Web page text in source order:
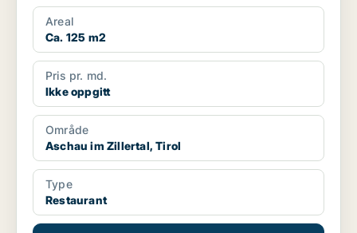
Areal
Ca. 125 m2
Pris pr. md.
Ikke oppgitt
Område
Aschau im Zillertal, Tirol
Type
Restaurant